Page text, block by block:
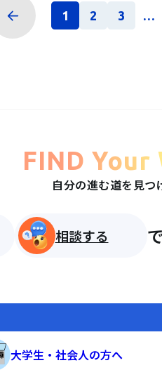
1 2 3 ...
FIND Your
自分の進む道を見つ
相談する
大学生・社会人の方へ